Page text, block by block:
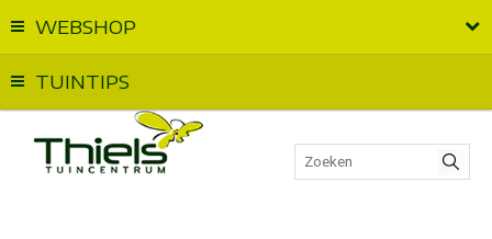
WEBSHOP
TUINTIPS